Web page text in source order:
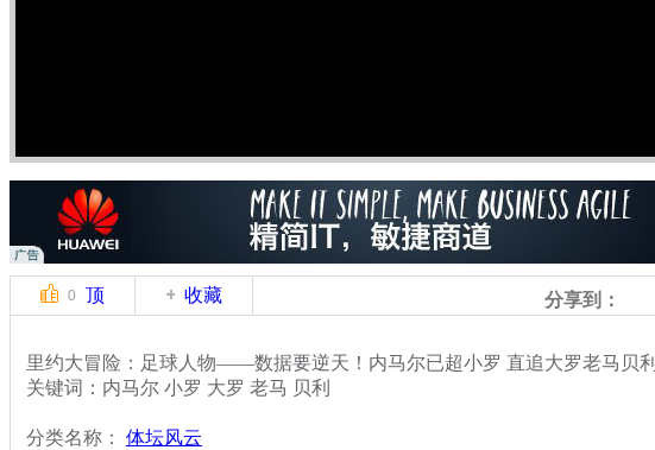
0 顶 收藏 分享到：
里约大冒险：足球人物——数据要逆天！内马尔已超小罗 直追大罗老马贝利
关键词：内马尔 小罗 大罗 老马 贝利
分类名称： 体坛风云